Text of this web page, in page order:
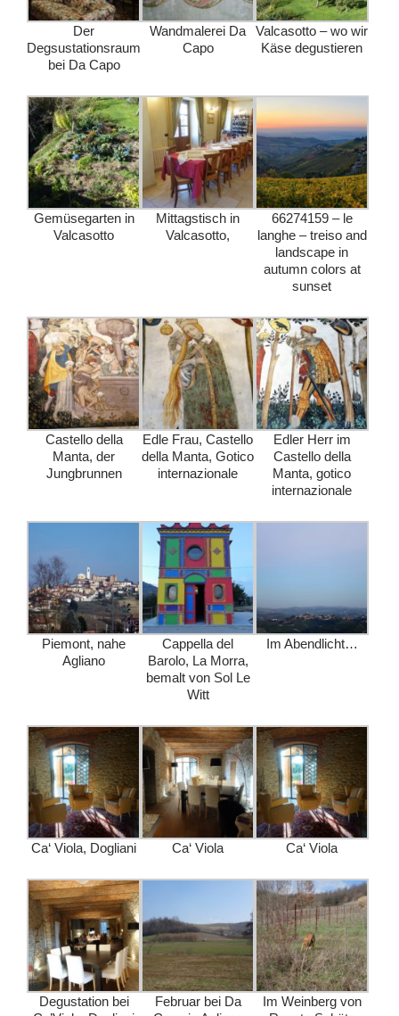
Der
Degsustationsraum
bei Da Capo
Wandmalerei Da
Capo
Valcasotto – wo wir
Käse degustieren
Gemüsegarten in
Valcasotto
Mittagstisch in
Valcasotto,
66274159 – le
langhe – treiso and
landscape in
autumn colors at
sunset
Castello della
Manta, der
Jungbrunnen
Edle Frau, Castello
della Manta, Gotico
internazionale
Edler Herr im
Castello della
Manta, gotico
internazionale
Piemont, nahe
Agliano
Cappella del
Barolo, La Morra,
bemalt von Sol Le
Witt
Im Abendlicht…
Ca‘ Viola, Dogliani Ca‘ Viola Ca‘ Viola
Degustation bei
Februar bei Da
Im Weinberg von